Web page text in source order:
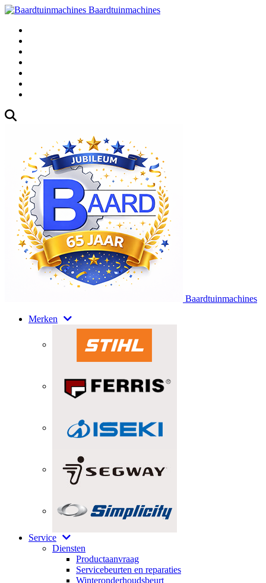
Baardtuinmachines
Baardtuinmachines
Merken
Service
Diensten
Productaanvraag
Servicebeurten en reparaties
Winteronderhoudsbeurt